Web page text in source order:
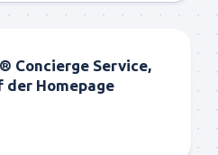
Concierge Service,
der Homepage